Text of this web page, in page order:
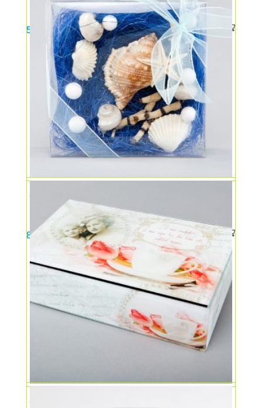
5,00 lei
Casetă scoici
8,00 lei
Casetă bijuterii